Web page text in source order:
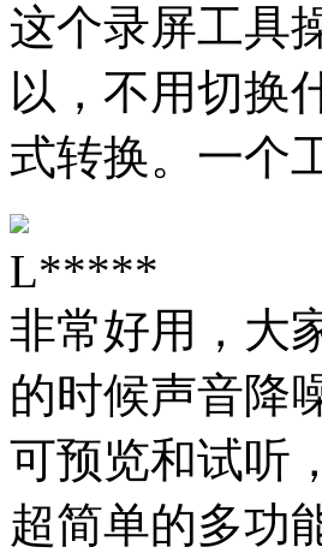
这个录屏工具
以，不用切换
式转换。一个
L*****
非常好用，大
的时候声音降
可预览和试听
超简单的多功